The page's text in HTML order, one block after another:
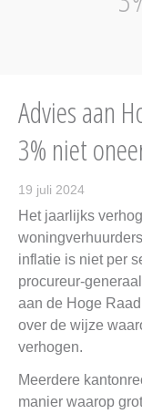
Advies aan
3% niet
19 juli 2024
Het jaarlijks
inflatie is niet per
procureur-
aan de Hoge
over de wijze
verhogen.
Meerdere
manier waarop